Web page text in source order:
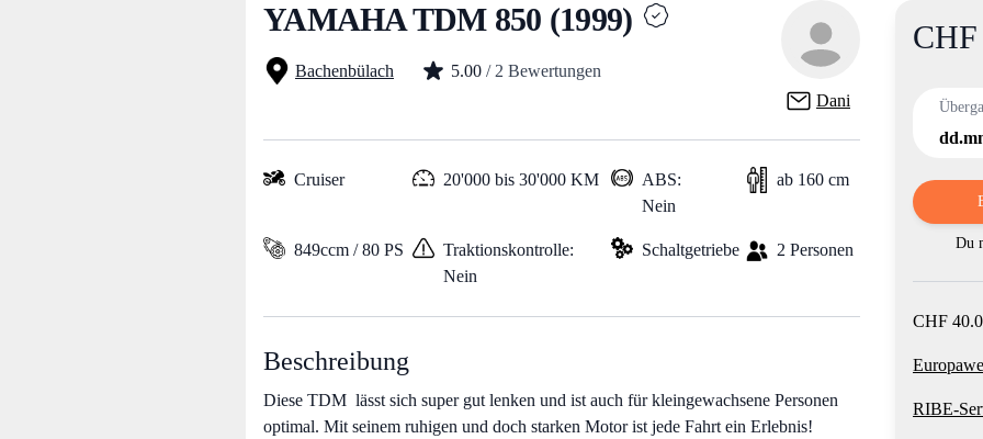
YAMAHA TDM 850 (1999)
Bachenbülach 5.00 / 2 Bewertungen
Dani
Product
Du
CHF
RIBE-
Cruiser 20'000 bis 30'000 KM
ABS:
Nein
ab 160 cm
849ccm / 80 PS
Traktionskontrolle:
Nein
Schaltgetriebe 2 Personen
Beschreibung
Diese TDM lässt sich super gut lenken und ist auch für kleingewachsene Personen
optimal. Mit seinem ruhigen und doch starken Motor ist jede Fahrt ein Erlebnis!